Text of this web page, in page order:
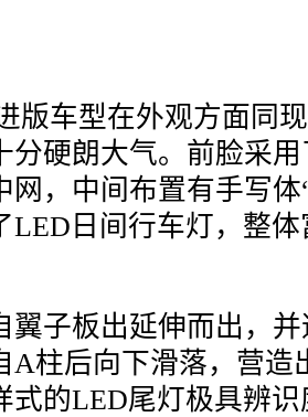
车型在外观方面同
分硬朗大气。前脸采
网，中间布置有手写体
LED日间行车灯，整
子板出延伸而出，并
A柱后向下滑落，营造
式的LED尾灯极具辨